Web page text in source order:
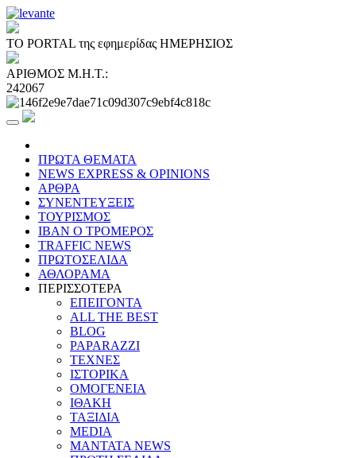
ΤΟ PORTAL της εφημερίδας ΗΜΕΡΗΣΙΟΣ
ΑΡΙΘΜΟΣ Μ.Η.Τ.:
242067
ΠΡΩΤΑ ΘΕΜΑΤΑ
NEWS EXPRESS & OPINIONS
ΑΡΘΡΑ
ΣΥΝΕΝΤΕΥΞΕΙΣ
ΤΟΥΡΙΣΜΟΣ
ΙΒΑΝ Ο ΤΡΟΜΕΡΟΣ
TRAFFIC NEWS
ΠΡΩΤΟΣΕΛΙΔΑ
ΑΘΛΟΡΑΜΑ
ΠΕΡΙΣΣΟΤΕΡΑ
ΕΠΕΙΓΟΝΤΑ
ALL THE BEST
BLOG
PAPARAZZI
ΤΕΧΝΕΣ
ΙΣΤΟΡΙΚΑ
ΟΜΟΓΕΝΕΙΑ
ΙΘΑΚΗ
ΤΑΞΙΔΙΑ
MEDIA
MANTATA NEWS